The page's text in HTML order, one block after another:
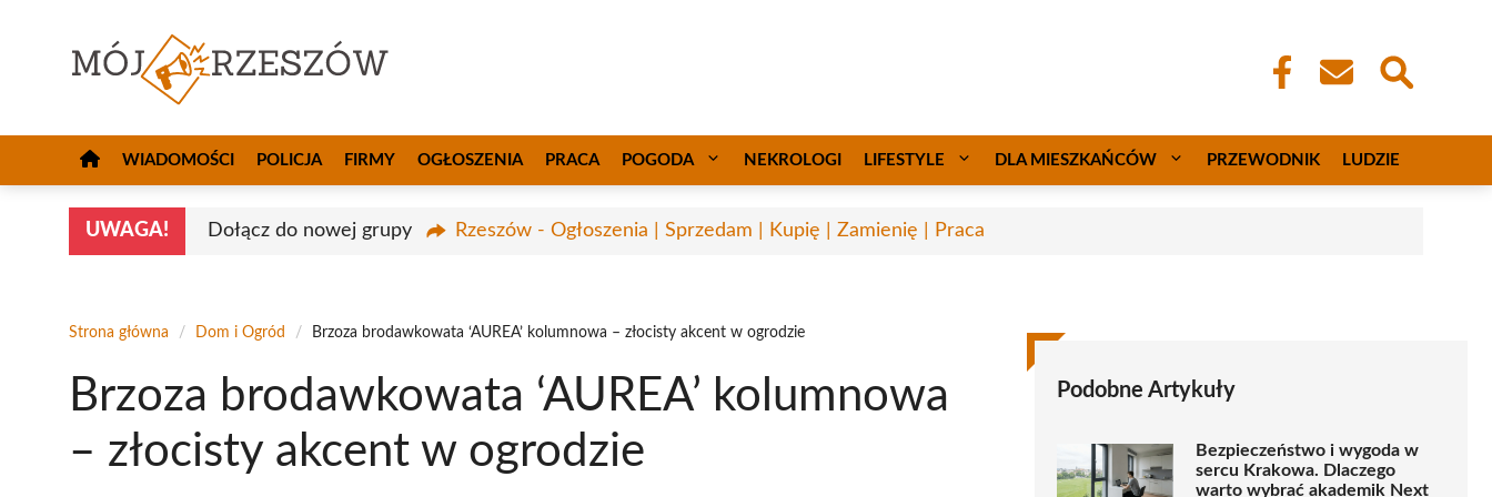
WIADOMOŚCI POLICJA FIRMY OGŁOSZENIA PRACA POGODA NEKROLOGI LIFESTYLE DLA MIESZKAŃCÓW PRZEWODNIK LUDZIE
UWAGA! Dołącz do nowej grupy Rzeszów - Ogłoszenia | Sprzedam | Kupię | Zamienię | Praca
Strona główna / Dom i Ogród / Brzoza brodawkowata ‘AUREA’ kolumnowa – złocisty akcent w ogrodzie
Brzoza brodawkowata ‘AUREA’ kolumnowa
– złocisty akcent w ogrodzie
Podobne Artykuły
Bezpieczeństwo i wygoda w
sercu Krakowa. Dlaczego
warto wybrać akademik Next